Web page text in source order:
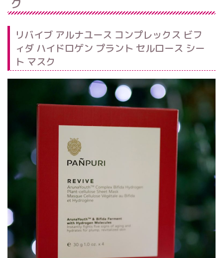
ク
リバイブ アルナユース コンプレックス ビフ
ィダ ハイドロゲン プラント セルロース シー
ト マスク